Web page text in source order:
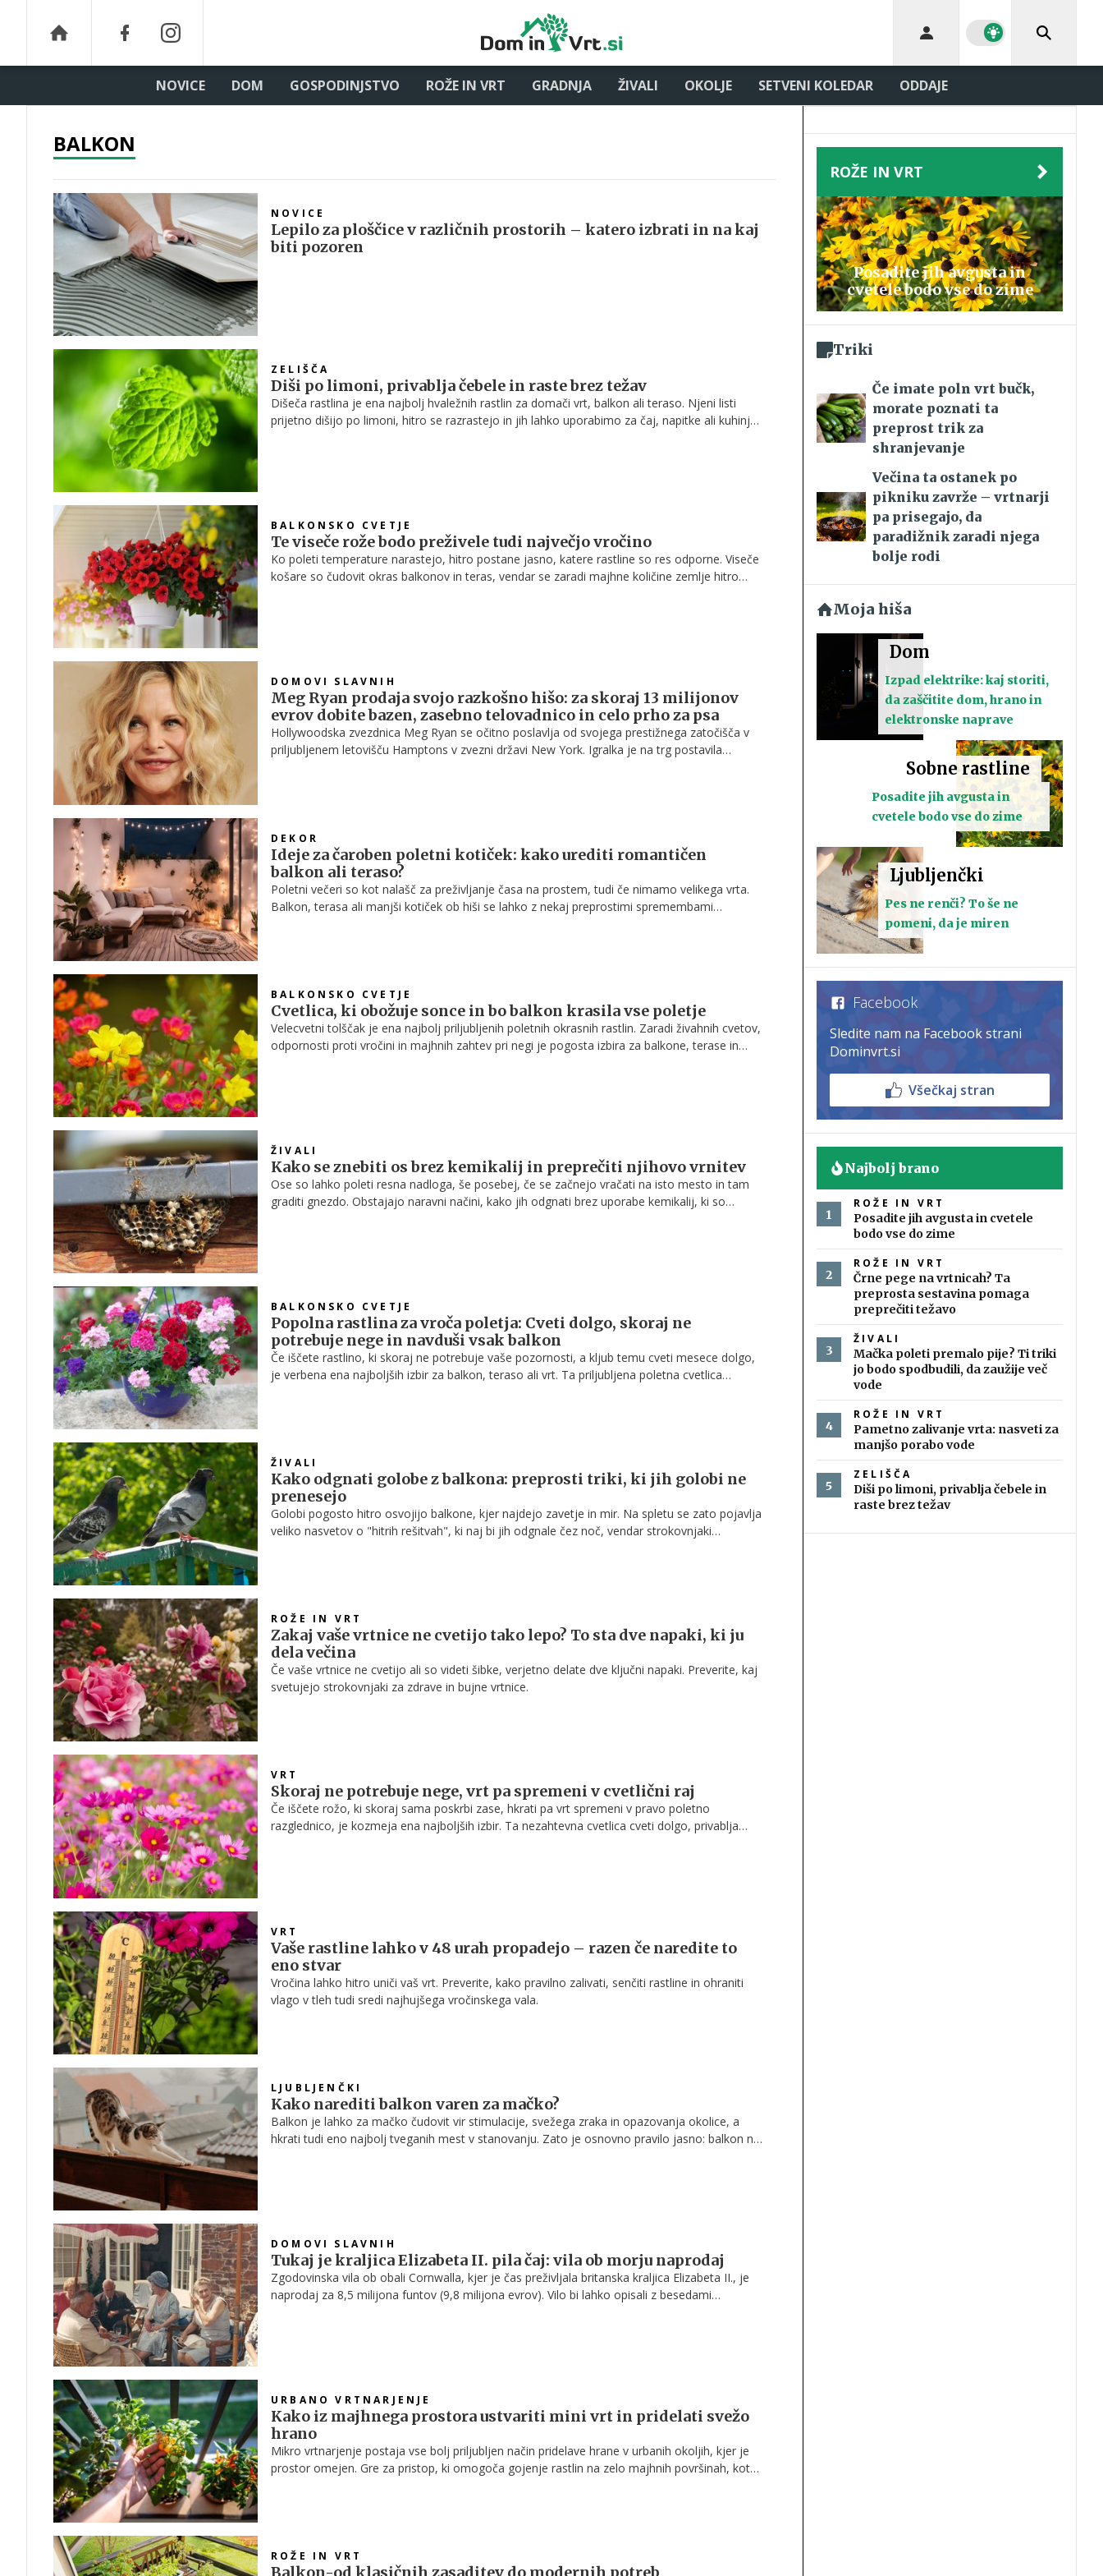
NOVICE DOM GOSPODINJSTVO ROŽE IN VRT GRADNJA ŽIVALI OKOLJE SETVENI KOLEDAR ODDAJE
BALKON
NOVICE
Lepilo za ploščice v različnih prostorih – katero izbrati in na kaj
biti pozoren
ZELIŠČA
Diši po limoni, privablja čebele in raste brez težav
Dišeča rastlina je ena najbolj hvaležnih rastlin za domači vrt, balkon ali teraso. Njeni listi
prijetno dišijo po limoni, hitro se razrastejo in jih lahko uporabimo za čaj, napitke ali kuhinjo.
BALKONSKO CVETJE
Te viseče rože bodo preživele tudi največjo vročino
Ko poleti temperature narastejo, hitro postane jasno, katere rastline so res odporne. Viseče
košare so čudovit okras balkonov in teras, vendar se zaradi majhne količine zemlje hitro
DOMOVI SLAVNIH
Meg Ryan prodaja svojo razkošno hišo: za skoraj 13 milijonov
evrov dobite bazen, zasebno telovadnico in celo prho za psa
Hollywoodska zvezdnica Meg Ryan se očitno poslavlja od svojega prestižnega zatočišča v
priljubljenem letovišču Hamptons v zvezni državi New York. Igralka je na trg postavila
DEKOR
Ideje za čaroben poletni kotiček: kako urediti romantičen
balkon ali teraso?
Poletni večeri so kot nalašč za preživljanje časa na prostem, tudi če nimamo velikega vrta.
Balkon, terasa ali manjši kotiček ob hiši se lahko z nekaj preprostimi spremembami
BALKONSKO CVETJE
Cvetlica, ki obožuje sonce in bo balkon krasila vse poletje
Velecvetni tolščak je ena najbolj priljubljenih poletnih okrasnih rastlin. Zaradi živahnih cvetov,
odpornosti proti vročini in majhnih zahtev pri negi je pogosta izbira za balkone, terase in
ŽIVALI
Kako se znebiti os brez kemikalij in preprečiti njihovo vrnitev
Ose so lahko poleti resna nadloga, še posebej, če se začnejo vračati na isto mesto in tam
graditi gnezdo. Obstajajo naravni načini, kako jih odgnati brez uporabe kemikalij, ki so
BALKONSKO CVETJE
Popolna rastlina za vroča poletja: Cveti dolgo, skoraj ne
potrebuje nege in navduši vsak balkon
Če iščete rastlino, ki skoraj ne potrebuje vaše pozornosti, a kljub temu cveti mesece dolgo,
je verbena ena najboljših izbir za balkon, teraso ali vrt. Ta priljubljena poletna cvetlica
ŽIVALI
Kako odgnati golobe z balkona: preprosti triki, ki jih golobi ne
prenesejo
Golobi pogosto hitro osvojijo balkone, kjer najdejo zavetje in mir. Na spletu se zato pojavlja
veliko nasvetov o "hitrih rešitvah", ki naj bi jih odgnale čez noč, vendar strokovnjaki
ROŽE IN VRT
Zakaj vaše vrtnice ne cvetijo tako lepo? To sta dve napaki, ki ju
dela večina
Če vaše vrtnice ne cvetijo ali so videti šibke, verjetno delate dve ključni napaki. Preverite, kaj
svetujejo strokovnjaki za zdrave in bujne vrtnice.
VRT
Skoraj ne potrebuje nege, vrt pa spremeni v cvetlični raj
Če iščete rožo, ki skoraj sama poskrbi zase, hkrati pa vrt spremeni v pravo poletno
razglednico, je kozmeja ena najboljših izbir. Ta nezahtevna cvetlica cveti dolgo, privablja
VRT
Vaše rastline lahko v 48 urah propadejo – razen če naredite to
eno stvar
Vročina lahko hitro uniči vaš vrt. Preverite, kako pravilno zalivati, senčiti rastline in ohraniti
vlago v tleh tudi sredi najhujšega vročinskega vala.
LJUBLJENČKI
Kako narediti balkon varen za mačko?
Balkon je lahko za mačko čudovit vir stimulacije, svežega zraka in opazovanja okolice, a
hkrati tudi eno najbolj tveganih mest v stanovanju. Zato je osnovno pravilo jasno: balkon ni
DOMOVI SLAVNIH
Tukaj je kraljica Elizabeta II. pila čaj: vila ob morju naprodaj
Zgodovinska vila ob obali Cornwalla, kjer je čas preživljala britanska kraljica Elizabeta II., je
naprodaj za 8,5 milijona funtov (9,8 milijona evrov). Vilo bi lahko opisali z besedami
URBANO VRTNARJENJE
Kako iz majhnega prostora ustvariti mini vrt in pridelati svežo
hrano
Mikro vrtnarjenje postaja vse bolj priljubljen način pridelave hrane v urbanih okoljih, kjer je
prostor omejen. Gre za pristop, ki omogoča gojenje rastlin na zelo majhnih površinah, kot
ROŽE IN VRT
ROŽE IN VRT
Posadite jih avgusta in
cvetele bodo vse do zime
Triki
Če imate poln vrt bučk,
morate poznati ta
preprost trik za
shranjevanje
Večina ta ostanek po
pikniku zavrže – vrtnarji
pa prisegajo, da
paradižnik zaradi njega
bolje rodi
Moja hiša
Dom
Izpad elektrike: kaj storiti,
da zaščitite dom, hrano in
elektronske naprave
Sobne rastline
Posadite jih avgusta in
cvetele bodo vse do zime
Ljubljenčki
Pes ne renči? To še ne
pomeni, da je miren
Facebook
Sledite nam na Facebook strani
Dominvrt.si
Všečkaj stran
Najbolj brano
ROŽE IN VRT
Posadite jih avgusta in cvetele
bodo vse do zime
ROŽE IN VRT
Črne pege na vrtnicah? Ta
preprosta sestavina pomaga
preprečiti težavo
ŽIVALI
Mačka poleti premalo pije? Ti triki
jo bodo spodbudili, da zaužije več
vode
ROŽE IN VRT
Pametno zalivanje vrta: nasveti za
manjšo porabo vode
ZELIŠČA
Diši po limoni, privablja čebele in
raste brez težav